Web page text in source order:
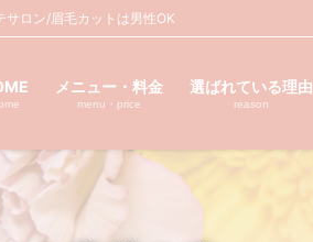
ロン/眉毛カットは男性OK
メニュー・料金
menu・price
選ばれている理由
reason